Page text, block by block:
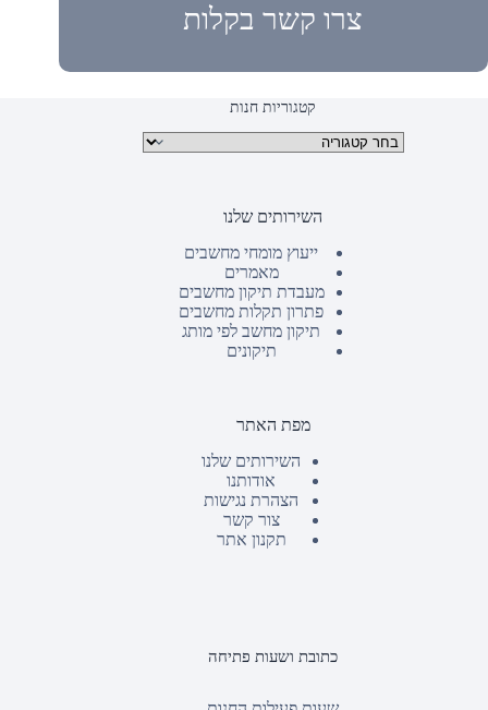
צרו קשר בקלות
קטגוריות חנות
קטגוריות מוצרים
השירותים שלנו
ייעוץ מומחי מחשבים
מאמרים
מעבדת תיקון מחשבים
פתרון תקלות מחשבים
תיקון מחשב לפי מותג
תיקונים
מפת האתר
השירותים שלנו
אודותנו
הצהרת נגישות
צור קשר
תקנון אתר
כתובת ושעות פתיחה